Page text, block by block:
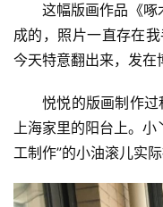
这幅版画作品《啄
成的，照片一直存在
今天特意翻出来，发在
悦悦的版画制作过
上海家里的阳台上。小
工制作”的小油滚儿实